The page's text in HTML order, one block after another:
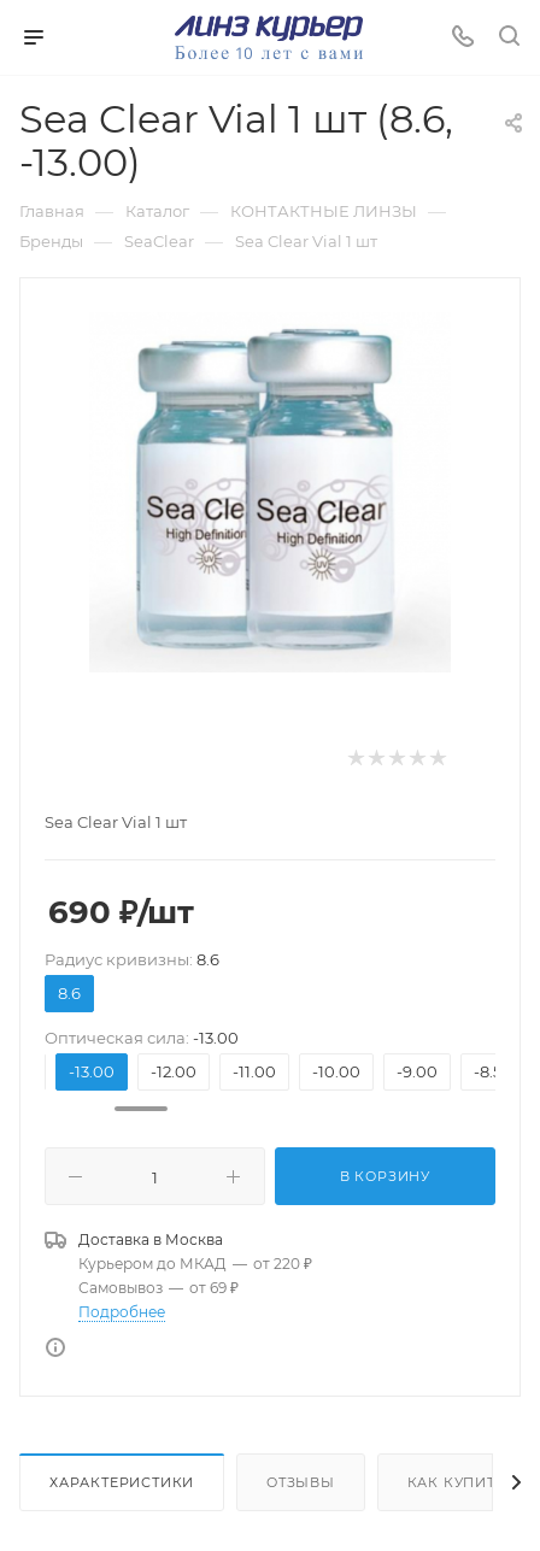
Sea Clear Vial 1 шт (8.6,
-13.00)
Главная — Каталог — КОНТАКТНЫЕ ЛИНЗЫ —
Бренды — SeaClear — Sea Clear Vial 1 шт
Sea Clear Vial 1 шт
690 ₽/шт
Pадиус кривизны: 8.6
8.6
Оптическая сила: -13.00
-13.00 -12.00 -11.00 -10.00 -9.00 -8.50
В КОРЗИНУ
Доставка в Москва
Курьером до МКАД — от 220 ₽
Самовывоз — от 69 ₽
Подробнее
ХАРАКТЕРИСТИКИ ОТЗЫВЫ КАК КУПИТЬ